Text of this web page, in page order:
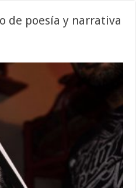
de poesía y narrativa